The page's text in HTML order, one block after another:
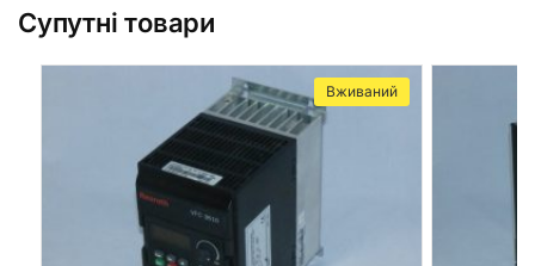
Супутні товари
Вживаний